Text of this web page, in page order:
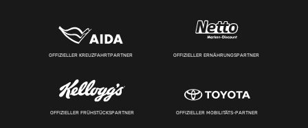
OFFIZIELLER KREUZFAHRTPARTNER OFFIZIELLER ERNÄHRUNGSPARTNER
OFFIZIELLER FRÜHSTÜCKSPARTNER OFFIZIELLER MOBILITÄTS-PARTNER